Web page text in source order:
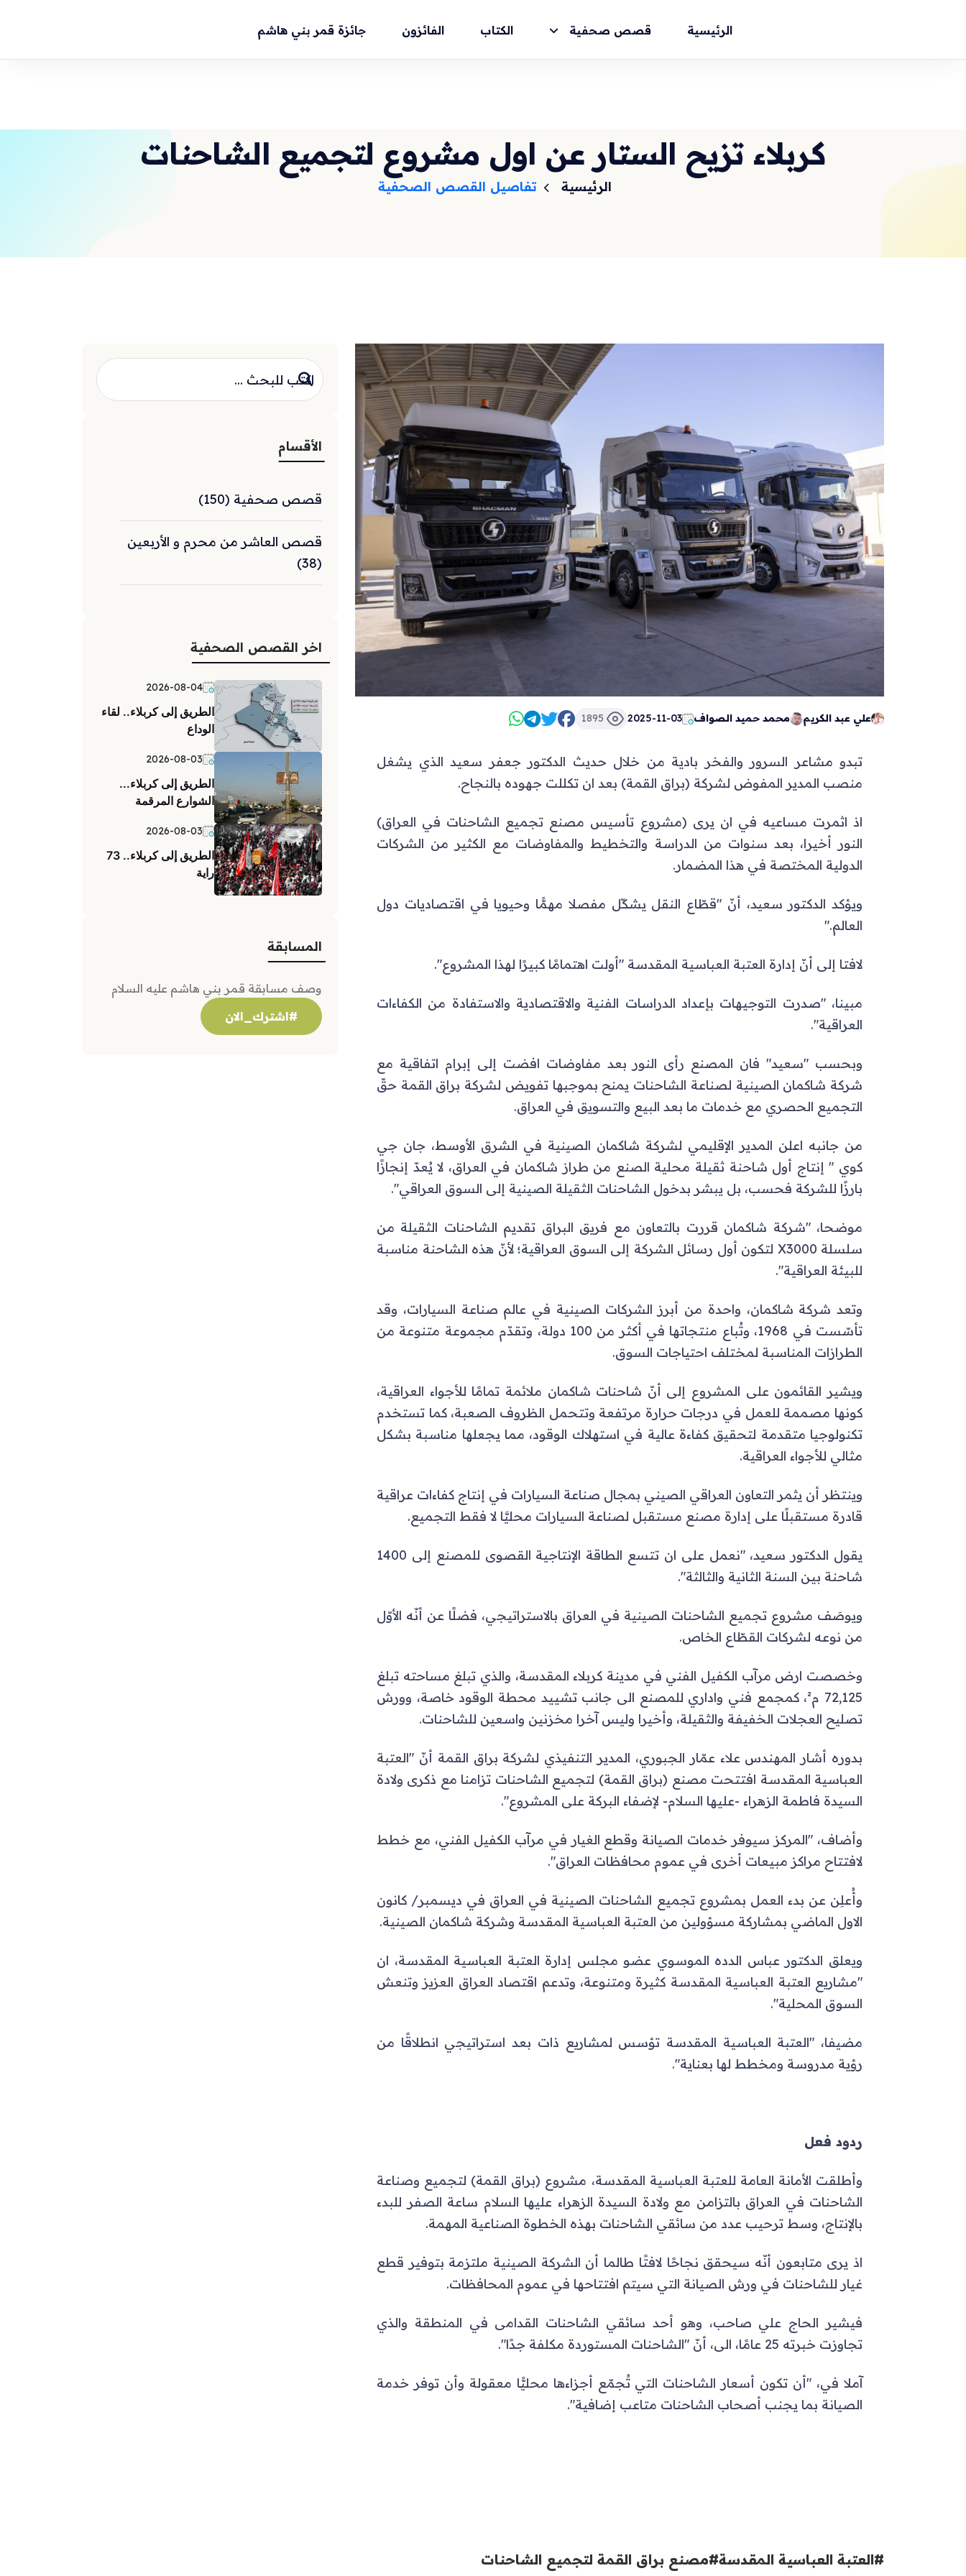
الرئيسية قصص صحفية الكتاب الفائزون جائزة قمر بني هاشم
كربلاء تزيح الستار عن اول مشروع لتجميع الشاحنات
الرئيسية تفاصيل القصص الصحفية
علي عبد الكريم محمد حميد الصواف 2025-11-03
1895
تبدو مشاعر السرور والفخر بادية من خلال حديث الدكتور جعفر سعيد الذي يشغل
منصب المدير المفوض لشركة (براق القمة) بعد ان تكللت جهوده بالنجاح.
اذ اثمرت مساعيه في ان يرى (مشروع تأسيس مصنع تجميع الشاحنات في العراق)
النور أخيرا، بعد سنوات من الدراسة والتخطيط والمفاوضات مع الكثير من الشركات
الدولية المختصة في هذا المضمار.
ويؤكد الدكتور سعيد، أنّ "قطّاع النقل يشكّل مفصلا مهمًّا وحيويا في اقتصاديات دول
العالم."
لافتا إلى أنّ إدارة العتبة العباسية المقدسة "أولت اهتمامًا كبيرًا لهذا المشروع".
مبينا، "صدرت التوجيهات بإعداد الدراسات الفنية والاقتصادية والاستفادة من الكفاءات
العراقية".
وبحسب "سعيد" فان المصنع رأى النور بعد مفاوضات افضت إلى إبرام اتفاقية مع
شركة شاكمان الصينية لصناعة الشاحنات يمنح بموجبها تفويض لشركة براق القمة حقّ
التجميع الحصري مع خدمات ما بعد البيع والتسويق في العراق.
من جانبه اعلن المدير الإقليمي لشركة شاكمان الصينية في الشرق الأوسط، جان جي
كوي " إنتاج أول شاحنة ثقيلة محلية الصنع من طراز شاكمان في العراق، لا يُعدّ إنجازًا
بارزًا للشركة فحسب، بل يبشر بدخول الشاحنات الثقيلة الصينية إلى السوق العراقي".
موضحا، "شركة شاكمان قررت بالتعاون مع فريق البراق تقديم الشاحنات الثقيلة من
سلسلة X3000 لتكون أول رسائل الشركة إلى السوق العراقية؛ لأنّ هذه الشاحنة مناسبة
للبيئة العراقية".
وتعد شركة شاكمان، واحدة من أبرز الشركات الصينية في عالم صناعة السيارات، وقد
تأسّست في 1968، وتُباع منتجاتها في أكثر من 100 دولة، وتقدّم مجموعة متنوعة من
الطرازات المناسبة لمختلف احتياجات السوق.
ويشير القائمون على المشروع إلى أنّ شاحنات شاكمان ملائمة تمامًا للأجواء العراقية،
كونها مصممة للعمل في درجات حرارة مرتفعة وتتحمل الظروف الصعبة، كما تستخدم
تكنولوجيا متقدمة لتحقيق كفاءة عالية في استهلاك الوقود، مما يجعلها مناسبة بشكل
مثالي للأجواء العراقية.
وينتظر أن يثمر التعاون العراقي الصيني بمجال صناعة السيارات في إنتاج كفاءات عراقية
قادرة مستقبلًا على إدارة مصنع مستقبل لصناعة السيارات محليَّا لا فقط التجميع.
يقول الدكتور سعيد، "نعمل على ان تتسع الطاقة الإنتاجية القصوى للمصنع إلى 1400
شاحنة بين السنة الثانية والثالثة".
ويوصَف مشروع تجميع الشاحنات الصينية في العراق بالاستراتيجي، فضلًا عن أنّه الأوّل
من نوعه لشركات القطّاع الخاص.
وخصصت ارض مرآب الكفيل الفني في مدينة كربلاء المقدسة، والذي تبلغ مساحته تبلغ
72,125 م²، كمجمع فني واداري للمصنع الى جانب تشييد محطة الوقود خاصة، وورش
تصليح العجلات الخفيفة والثقيلة، وأخيرا وليس آخرا مخزنين واسعين للشاحنات.
بدوره أشار المهندس علاء عمّار الجبوري، المدير التنفيذي لشركة براق القمة أنّ "العتبة
العباسية المقدسة افتتحت مصنع (براق القمة) لتجميع الشاحنات تزامنا مع ذكرى ولادة
السيدة فاطمة الزهراء -عليها السلام- لإضفاء البركة على المشروع".
وأضاف، "المركز سيوفر خدمات الصيانة وقطع الغيار في مرآب الكفيل الفني، مع خطط
لافتتاح مراكز مبيعات أخرى في عموم محافظات العراق".
وأُعلِن عن بدء العمل بمشروع تجميع الشاحنات الصينية في العراق في ديسمبر/ كانون
الاول الماضي بمشاركة مسؤولين من العتبة العباسية المقدسة وشركة شاكمان الصينية.
ويعلق الدكتور عباس الدده الموسوي عضو مجلس إدارة العتبة العباسية المقدسة، ان
"مشاريع العتبة العباسية المقدسة كثيرة ومتنوعة، وتدعم اقتصاد العراق العزيز وتنعش
السوق المحلية".
مضيفا، "العتبة العباسية المقدسة تؤسس لمشاريع ذات بعد استراتيجي انطلاقًا من
رؤية مدروسة ومخطط لها بعناية".
ردود فعل
وأطلقت الأمانة العامة للعتبة العباسية المقدسة، مشروع (براق القمة) لتجميع وصناعة
الشاحنات في العراق بالتزامن مع ولادة السيدة الزهراء عليها السلام ساعة الصفر للبدء
بالإنتاج، وسط ترحيب عدد من سائقي الشاحنات بهذه الخطوة الصناعية المهمة.
اذ يرى متابعون أنّه سيحقق نجاحًا لافتًا طالما أن الشركة الصينية ملتزمة بتوفير قطع
غيار للشاحنات في ورش الصيانة التي سيتم افتتاحها في عموم المحافظات.
فيشير الحاج علي صاحب، وهو أحد سائقي الشاحنات القدامى في المنطقة والذي
تجاوزت خبرته 25 عامًا، الى، أنّ "الشاحنات المستوردة مكلفة جدًا".
آملا في، "أن تكون أسعار الشاحنات التي تُجمّع أجزاءها محليًّا معقولة وأن توفر خدمة
الصيانة بما يجنب أصحاب الشاحنات متاعب إضافية".
#العتبة العباسية المقدسة#مصنع براق القمة لتجميع الشاحنات
الأقسام
قصص صحفية (150)
قصص العاشر من محرم و الأربعين
(38)
اخر القصص الصحفية
2026-08-04
الطريق إلى كربلاء.. لقاء
الوداع
2026-08-03
الطريق إلى كربلاء...
الشوارع المرقمة
2026-08-03
الطريق إلى كربلاء.. 73
راية
المسابقة
وصف مسابقة قمر بني هاشم عليه السلام
#اشترك_الان